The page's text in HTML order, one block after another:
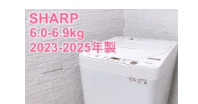
電子レンジ
オーブンレンジ
ガスコンロ
IHクッキングヒーター
その他調理家電
美容・健康家電